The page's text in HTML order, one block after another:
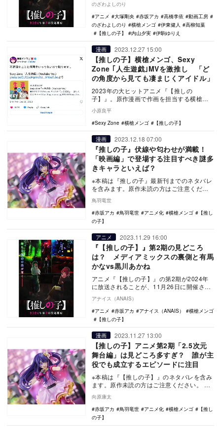
『【推しの子】…
のざわよしのり
アニメ
大塚剛央 赤坂アカ 高橋李依
動画工房
のざわよしのり
横槍メンゴ 伊東健人
高柳知葉
【推しの子】
内山夕実 伊駒ゆりえ
漫画 2023.12.27 15:00
【推しの子】横槍メンゴ、Sexy
Zone ｢人生遊戯｣MVを激推し 「ど
の角度から見ても凄まじくアイドル」
2023年の大ヒットアニメ『【推しの
子】』。原作漫画で作画を担当する横槍メ
Zoneの最新…
小原良平
Sexy Zone
横槍メンゴ 【推しの子】
漫画 2023.12.18 07:00
『推しの子』伏線や匂わせが満載！
「映画編」で登場する注目すべき謎多
きキャラといえば？
※本稿は『推しの子』最新刊までのネタバレ
を含みます。原作未読の方はご注意くださ
い。 TVシリーズ第二期の放送を来年に控
える『…
鳥羽竜世
赤坂アカ
鳥羽竜世 アニメ化 横槍メンゴ
【推し
の子】
アニメ 2023.11.29 16:00
『【推しの子】』第2期の見どころ
は？ メディアミックスの裏側と有馬
かなvs黒川あかね
アニメ『【推しの子】』の第2期が2024年
に放送されることが、11月26日に開催され
ァン感…
アナイス（ANAIS）
アニメ
赤坂アカ アナイス（ANAIS）
横槍メンゴ
【推しの子】
漫画 2023.11.27 13:00
【推しの子】アニメ第2期「2.5次元
舞台編」は見どころ多すぎ？ 誰が主
役でも成立するエピソードに注目
※本稿は『【推しの子】』のネタバレを含み
ます。原作未読の方はご注意ください。
子】』。す…
向原康太
赤坂アカ
鳥羽竜世 アニメ化 横槍メンゴ
【推し
の子】